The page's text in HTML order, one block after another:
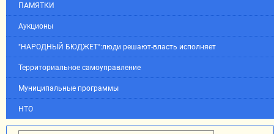
ПАМЯТКИ
Аукционы
"НАРОДНЫЙ БЮДЖЕТ":люди решают-власть исполняет
Территориальное самоуправление
Муниципальные программы
НТО